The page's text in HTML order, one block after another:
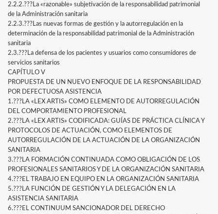
2.2.2.???La «razonable» subjetivación de la responsabilidad patrimonial
de la Administración sanitaria
2.2.3.???Las nuevas formas de gestión y la autorregulación en la
determinación de la responsabilidad patrimonial de la Administración
sanitaria
2.3.???La defensa de los pacientes y usuarios como consumidores de
servicios sanitarios
CAPÍTULO V
PROPUESTA DE UN NUEVO ENFOQUE DE LA RESPONSABILIDAD
POR DEFECTUOSA ASISTENCIA
1.???LA «LEX ARTIS» COMO ELEMENTO DE AUTORREGULACIÓN
DEL COMPORTAMIENTO PROFESIONAL
2.???LA «LEX ARTIS» CODIFICADA: GUÍAS DE PRÁCTICA CLÍNICA Y
PROTOCOLOS DE ACTUACIÓN, COMO ELEMENTOS DE
AUTORREGULACIÓN DE LA ACTUACIÓN DE LA ORGANIZACIÓN
SANITARIA
3.???LA FORMACIÓN CONTINUADA COMO OBLIGACIÓN DE LOS
PROFESIONALES SANITARIOS Y DE LA ORGANIZACIÓN SANITARIA
4.???EL TRABAJO EN EQUIPO EN LA ORGANIZACIÓN SANITARIA
5.???LA FUNCIÓN DE GESTIÓN Y LA DELEGACIÓN EN LA
ASISTENCIA SANITARIA
6.???EL CONTINUUM SANCIONADOR DEL DERECHO